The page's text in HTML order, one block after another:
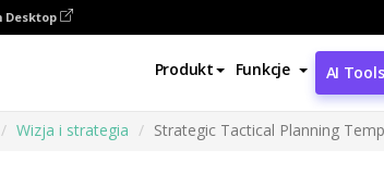
Desktop
Produkt Funkcje AI Tools
Wizja i strategia Strategic Tactical Planning